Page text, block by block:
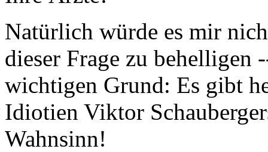
Natürlich würde es mir
dieser Frage zu behelligen
wichtigen Grund: Es gibt
Idiotien Viktor
Wahnsinn!